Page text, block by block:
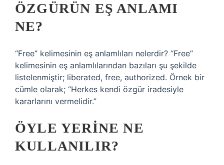
ÖZGÜRÜN EŞ ANLAMI
NE?
“Free” kelimesinin eş anlamlıları nelerdir? “Free”
kelimesinin eş anlamlılarından bazıları şu şekilde
listelenmiştir; liberated, free, authorized. Örnek bir
cümle olarak; “Herkes kendi özgür iradesiyle
kararlarını vermelidir.”
ÖYLE YERINE NE
KULLANILIR?